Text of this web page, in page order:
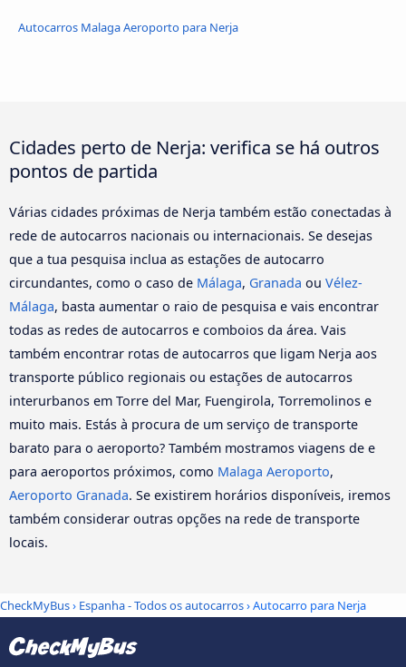
Autocarros Malaga Aeroporto para Nerja
Cidades perto de Nerja: verifica se há outros
pontos de partida
Várias cidades próximas de Nerja também estão conectadas à
rede de autocarros nacionais ou internacionais. Se desejas
que a tua pesquisa inclua as estações de autocarro
circundantes, como o caso de Málaga, Granada ou Vélez-
Málaga, basta aumentar o raio de pesquisa e vais encontrar
todas as redes de autocarros e comboios da área. Vais
também encontrar rotas de autocarros que ligam Nerja aos
transporte público regionais ou estações de autocarros
interurbanos em Torre del Mar, Fuengirola, Torremolinos e
muito mais. Estás à procura de um serviço de transporte
barato para o aeroporto? Também mostramos viagens de e
para aeroportos próximos, como Malaga Aeroporto,
Aeroporto Granada. Se existirem horários disponíveis, iremos
também considerar outras opções na rede de transporte
locais.
CheckMyBus› Espanha - Todos os autocarros› Autocarro para Nerja